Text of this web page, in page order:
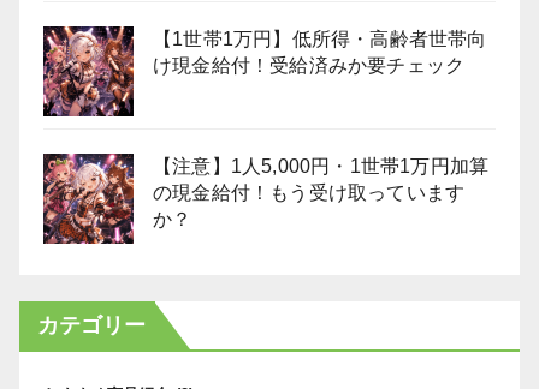
【1世帯1万円】低所得・高齢者世帯向
け現金給付！受給済みか要チェック
【注意】1人5,000円・1世帯1万円加算
の現金給付！もう受け取っています
か？
カテゴリー